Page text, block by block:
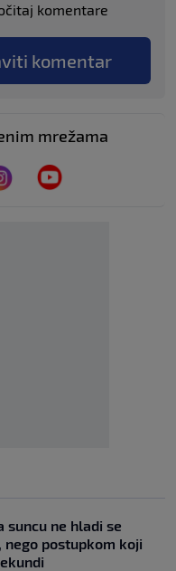
komentare
komentar
mrežama
suncu ne hladi se
postupkom koji